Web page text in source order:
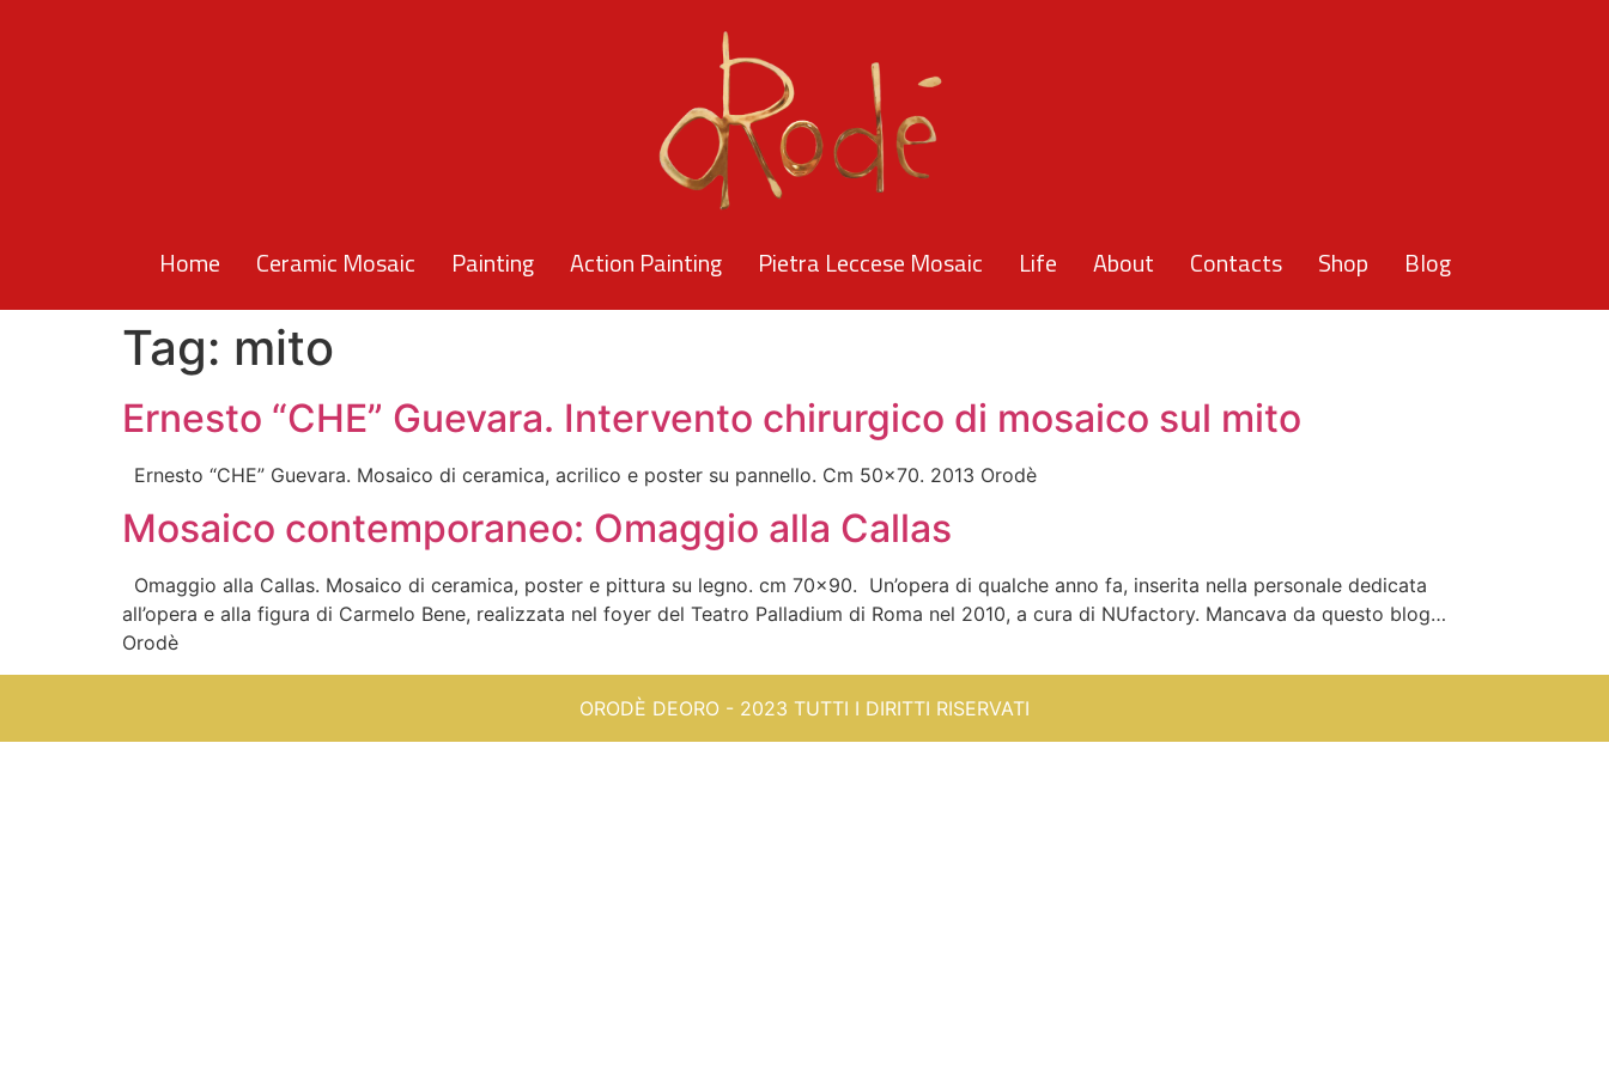
Home Ceramic Mosaic Painting Action Painting Pietra Leccese Mosaic Life About Contacts Shop Blog
Tag: mito
Ernesto “CHE” Guevara. Intervento chirurgico di mosaico sul mito
Ernesto “CHE” Guevara. Mosaico di ceramica, acrilico e poster su pannello. Cm 50×70. 2013 Orodè
Mosaico contemporaneo: Omaggio alla Callas
Omaggio alla Callas. Mosaico di ceramica, poster e pittura su legno. cm 70×90. Un’opera di qualche anno fa, inserita nella personale dedicata
all’opera e alla figura di Carmelo Bene, realizzata nel foyer del Teatro Palladium di Roma nel 2010, a cura di NUfactory. Mancava da questo blog…
Orodè
ORODÈ DEORO - 2023 TUTTI I DIRITTI RISERVATI